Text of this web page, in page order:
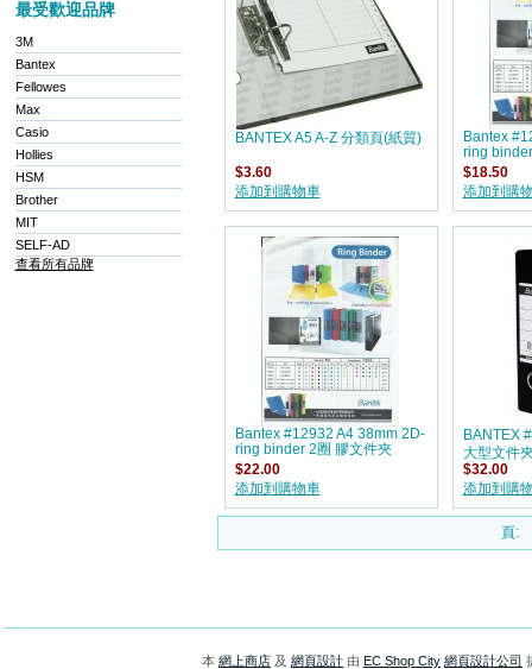
最受歡迎品牌
3M
Bantex
Fellowes
Max
Casio
Hollies
HSM
Brother
MIT
SELF-AD
查看所有品牌
BANTEX A5 A-Z 分類頁(紙質)
$3.60
添加到購物車
Bantex
ring
$18.50
添加到購
Bantex #12932 A4 38mm 2D-
ring binder 2圈 膠文件夾
$22.00
添加到購物車
BANTEX
大型文件
$32.00
添加到購
頁:
本 網上商店 及 網頁設計 由 EC Shop City 網頁設計公司